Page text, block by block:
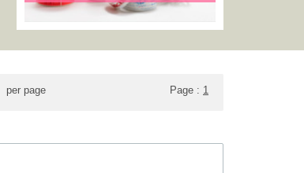
per page Page : 1